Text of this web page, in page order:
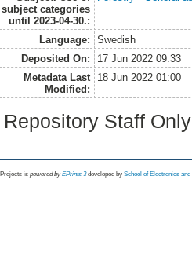
subject categories
until 2023-04-30.:
Language:
Swedish
Deposited On:
17 Jun 2022 09:33
Metadata Last
Modified:
18 Jun 2022 01:00
Repository Staff
is powored byEPrints 3 developed by School of Electronics